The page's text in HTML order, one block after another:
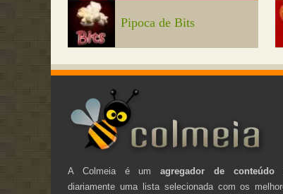
Pipoca de Bits
A Colmeia é umagregador de conteúdo
diariamente uma lista selecionada com os